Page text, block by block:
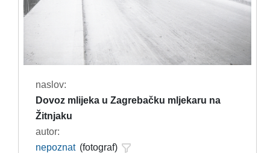
naslov:
Dovoz mlijeka u Zagrebačku mljekaru na
Žitnjaku
autor:
nepoznat (fotograf)